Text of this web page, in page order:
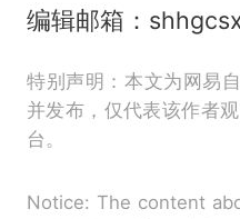
编辑邮箱：
特别声明：本文为网易
并发布，仅代表该作者
台。
Notice: The content